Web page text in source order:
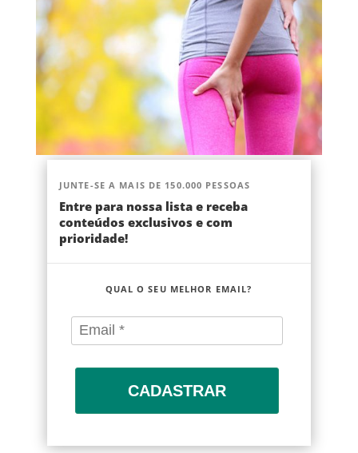
JUNTE-SE A MAIS DE 150.000 PESSOAS
Entre para nossa lista e receba
conteúdos exclusivos e com
prioridade!
QUAL O SEU MELHOR EMAIL?
CADASTRAR